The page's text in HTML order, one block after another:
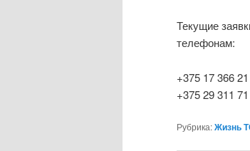
Текущие
телефонам:
+375 17 366
+375 29 311
Рубрика:Жизнь